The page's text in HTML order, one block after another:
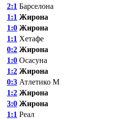
2:1 Барселона
1:1 Жирона
1:0 Жирона
1:1 Хетафе
0:2 Жирона
1:0 Осасуна
1:2 Жирона
0:3 Атлетико М
1:2 Жирона
3:0 Жирона
1:1 Реал